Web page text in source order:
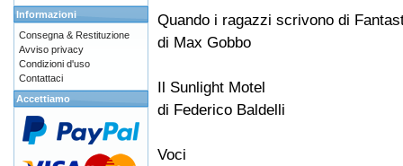
Quando i ragazzi scrivono di
di Max Gobbo
Il Sunlight Motel
di Federico Baldelli
Voci
Informazioni
Consegna & Restituzione
Avviso privacy
Condizioni d'uso
Contattaci
Accettiamo